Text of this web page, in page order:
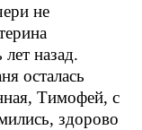
не
назад.
осталась
Тимофей, с
здорово